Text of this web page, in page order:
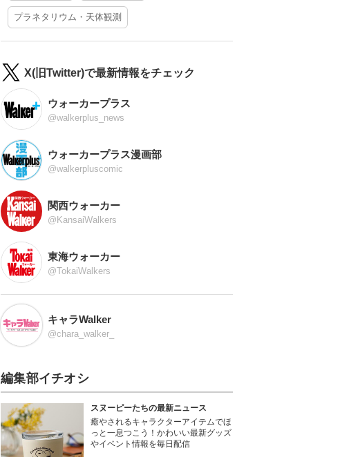
プラネタリウム・天体観測
X(旧Twitter)で最新情報をチェック
ウォーカープラス
@walkerplus_news
ウォーカープラス漫画部
@walkerpluscomic
関西ウォーカー
@KansaiWalkers
東海ウォーカー
@TokaiWalkers
キャラWalker
@chara_walker_
編集部イチオシ
スヌーピーたちの最新ニュース
癒やされるキャラクターアイテムでほ
っと一息つこう！かわいい最新グッズ
やイベント情報を毎日配信